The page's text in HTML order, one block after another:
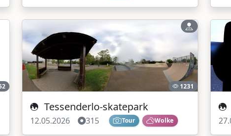
1231
Tessenderlo-skatepark
12.05.2026 315 Tour Wolke